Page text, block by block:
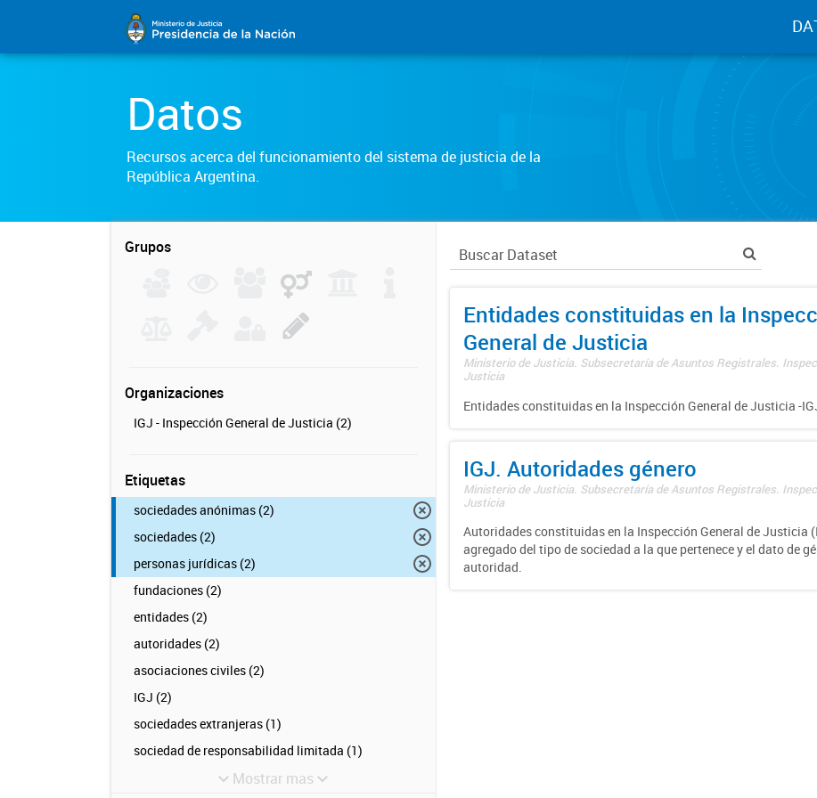
Datos
Recursos acerca del funcionamiento del sistema de justicia de la
República Argentina.
Grupos
Organizaciones
IGJ - Inspección General de Justicia (2)
Etiquetas
sociedades anónimas (2)
sociedades (2)
personas jurídicas (2)
fundaciones (2)
entidades (2)
autoridades (2)
asociaciones civiles (2)
IGJ (2)
sociedades extranjeras (1)
sociedad de responsabilidad limitada (1)
Mostrar mas
Entidades constituidas en la
General de Justicia
Ministerio de Justicia. Subsecretaría de Asuntos Registrales.
Justicia
Entidades constituidas en la Inspección General de Justicia -
IGJ. Autoridades género
Ministerio de Justicia. Subsecretaría de Asuntos Registrales.
Justicia
Autoridades constituidas en la Inspección General de Justicia
agregado del tipo de sociedad a la que pertenece y el dato de
autoridad.